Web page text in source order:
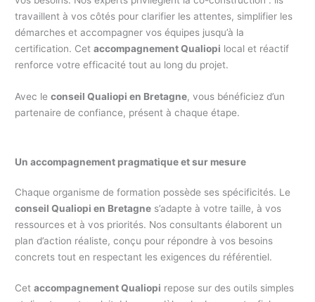
travaillent à vos côtés pour clarifier les attentes, simplifier les
démarches et accompagner vos équipes jusqu’à la
certification. Cetaccompagnement Qualiopi local et réactif
renforce votre efficacité tout au long du projet.
Avec leconseil Qualiopi en Bretagne, vous bénéficiez d’un
partenaire de confiance, présent à chaque étape.
Un accompagnement pragmatique et sur mesure
Chaque organisme de formation possède ses spécificités. Le
conseil Qualiopi en Bretagne s’adapte à votre taille, à vos
ressources et à vos priorités. Nos consultants élaborent un
plan d’action réaliste, conçu pour répondre à vos besoins
concrets tout en respectant les exigences du référentiel.
Cetaccompagnement Qualiopi repose sur des outils simples